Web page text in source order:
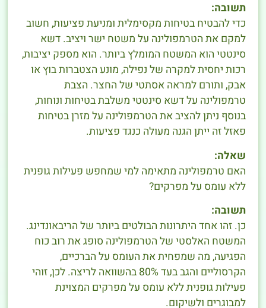
תשובה:
כדי להבטיח בטיחות מקסימלית ומניעת פציעות, חשוב
למקם את הטרמפולינה על משטח ישר ויציב. דשא
סינטטי הוא המשטח המומלץ ביותר. הוא מספק יציבות,
רכות יחסית למקרה של נפילה, מונע הצטברות בוץ או
אבק, ותורם למראה אסתטי של החצר. הצבת
טרמפולינה על דשא סינטטי משלבת בטיחות ונוחות,
בנוסף ניתן להציב את הטרמפולינה על מזרן בטיחות
פאזל זה ייתן הגנה מעולה כנגד פציעות.
שאלה:
האם טרמפולינה מתאימה למי שמחפש פעילות גופנית
ללא עומס על מפרקים?
תשובה:
כן. זהו אחד היתרונות הבולטים ביותר של הריבאונדינג.
המשטח האלסטי של הטרמפולינה סופג את רוב כוח
הפגיעה, מה שמפחית את העומס על הברכיים,
הקרסוליים והגב בעד 80% בהשוואה לריצה. לכן, זוהי
פעילות גופנית ללא עומס על מפרקים המצוינת
למבוגרים ולשיקום.